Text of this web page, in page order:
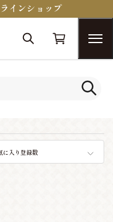
インショップ
に入り登録数